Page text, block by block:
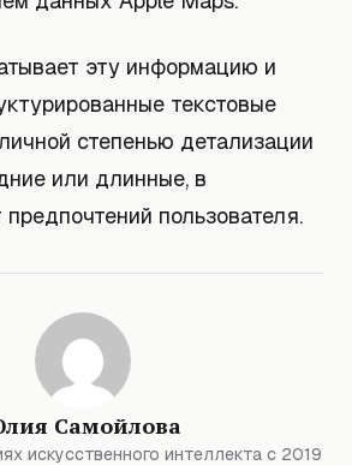
эту информацию и
текстовые
степенью детализации
или длинные, в
предпочтений пользователя.
Самойлова
искусственного интеллекта с 2019